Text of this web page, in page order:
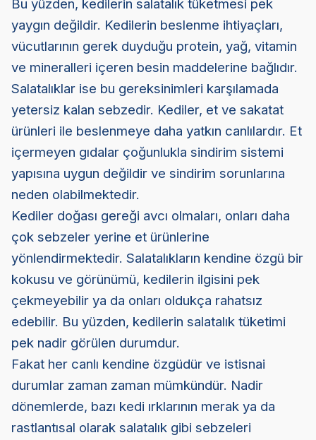
Bu yüzden, kedilerin salatalık tüketmesi pek
yaygın değildir. Kedilerin beslenme ihtiyaçları,
vücutlarının gerek duyduğu protein, yağ, vitamin
ve mineralleri içeren besin maddelerine bağlıdır.
Salatalıklar ise bu gereksinimleri karşılamada
yetersiz kalan sebzedir. Kediler, et ve sakatat
ürünleri ile beslenmeye daha yatkın canlılardır. Et
içermeyen gıdalar çoğunlukla sindirim sistemi
yapısına uygun değildir ve sindirim sorunlarına
neden olabilmektedir.
Kediler doğası gereği avcı olmaları, onları daha
çok sebzeler yerine et ürünlerine
yönlendirmektedir. Salatalıkların kendine özgü bir
kokusu ve görünümü, kedilerin ilgisini pek
çekmeyebilir ya da onları oldukça rahatsız
edebilir. Bu yüzden, kedilerin salatalık tüketimi
pek nadir görülen durumdur.
Fakat her canlı kendine özgüdür ve istisnai
durumlar zaman zaman mümkündür. Nadir
dönemlerde, bazı kedi ırklarının merak ya da
rastlantısal olarak salatalık gibi sebzeleri